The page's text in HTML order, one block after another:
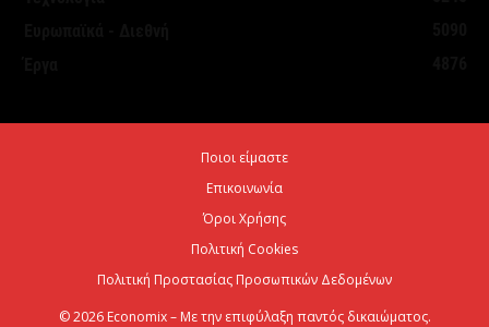
Ποιοι είμαστε
Επικοινωνία
Όροι Χρήσης
Πολιτική Cookies
Πολιτική Προστασίας Προσωπικών Δεδομένων
© 2026 Economix – Με την επιφύλαξη παντός δικαιώματος.